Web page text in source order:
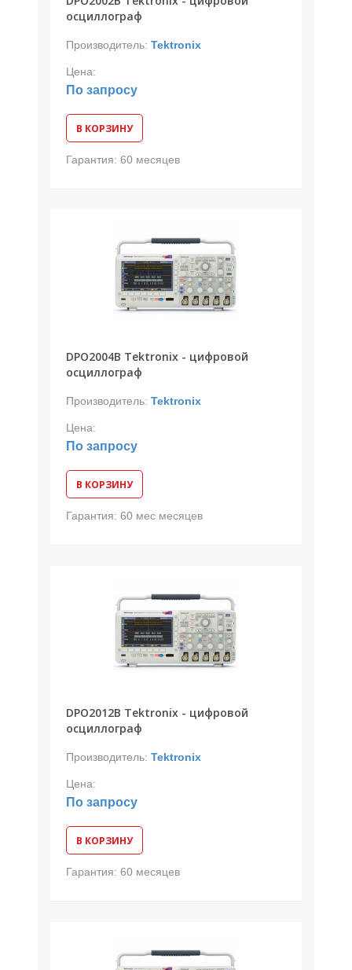
осциллограф
Производитель: Tektronix
Цена:
По запросу
В КОРЗИНУ
Гарантия: 60 месяцев
DPO2004B Tektronix - цифровой
осциллограф
Производитель: Tektronix
Цена:
По запросу
В КОРЗИНУ
Гарантия: 60 мес месяцев
DPO2012B Tektronix - цифровой
осциллограф
Производитель: Tektronix
Цена:
По запросу
В КОРЗИНУ
Гарантия: 60 месяцев